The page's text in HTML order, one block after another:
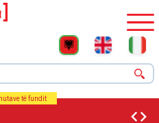
të fundit